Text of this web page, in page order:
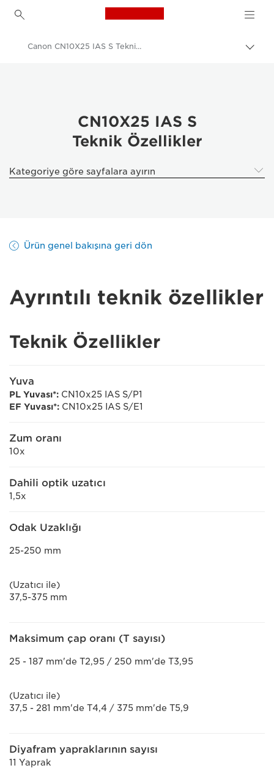
Canon Logo, back to
İçerik
Sinema lensleri - 4K Lensler
Canon CN10X25 IAS S Sinema Lensi
Canon CN10X25 IAS S Teknik Özellikleri
CN10X25 IAS S
Teknik Özellikler
Kategoriye göre sayfalara ayırın
Ürün genel bakışına geri dön
Ayrıntılı teknik özellikler
Teknik Özellikler
Yuva
PL Yuvası*: CN10x25 IAS S/P1
EF Yuvası*: CN10x25 IAS S/E1
Zum oranı
10x
Dahili optik uzatıcı
1,5x
Odak Uzaklığı
25-250 mm
(Uzatıcı ile)
37,5-375 mm
Maksimum çap oranı (T sayısı)
25 - 187 mm'de T2,95 / 250 mm'de T3,95
(Uzatıcı ile)
37,5 - 281 mm'de T4,4 / 375 mm'de T5,9
Diyafram yapraklarının sayısı
11 Yaprak